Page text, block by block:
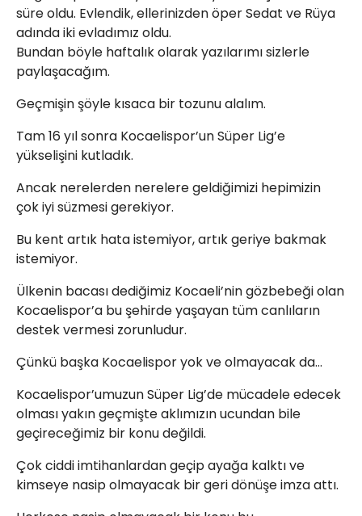
süre oldu. Evlendik, ellerinizden öper Sedat ve Rüya
adında iki evladımız oldu.
Bundan böyle haftalık olarak yazılarımı sizlerle
paylaşacağım.
Geçmişin şöyle kısaca bir tozunu alalım.
Tam 16 yıl sonra Kocaelispor’un Süper Lig’e
yükselişini kutladık.
Ancak nerelerden nerelere geldiğimizi hepimizin
çok iyi süzmesi gerekiyor.
Bu kent artık hata istemiyor, artık geriye bakmak
istemiyor.
Ülkenin bacası dediğimiz Kocaeli’nin gözbebeği olan
Kocaelispor’a bu şehirde yaşayan tüm canlıların
destek vermesi zorunludur.
Çünkü başka Kocaelispor yok ve olmayacak da…
Kocaelispor’umuzun Süper Lig’de mücadele edecek
olması yakın geçmişte aklımızın ucundan bile
geçireceğimiz bir konu değildi.
Çok ciddi imtihanlardan geçip ayağa kalktı ve
kimseye nasip olmayacak bir geri dönüşe imza attı.
info@spor41.com